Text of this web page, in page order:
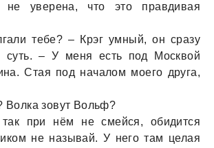
уверена, что это правдивая
тебе? – Крэг умный, он сразу
суть. – У меня есть под Москвой
Стая под началом моего друга,
Волка зовут Вольф?
при нём не смейся, обидится
не называй. У него там целая